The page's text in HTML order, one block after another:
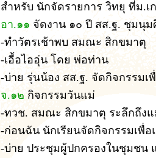
สำหรับ นักจัดรายการ วิทยุ ที่ม.
อา.๑๑ จัดงาน ๑๐ ปี สส.ฐ. ชุมนุ
-ทำวัตรเช้าพบ สมณะ สิกขมาตุ
-เอื้อไออุ่น โดย พ่อท่าน
-บ่าย รุ่นน้อง สส.ฐ. จัดกิจกรรมเ
จ.๑๒ กิจกรรมวันแม่
-ทวช. สมณะ สิกขมาตุ ระลึกถึง
-ก่อนฉัน นักเรียนจัดกิจกรรมเพื่
-บ่าย ประชุมผู้ปกครองในชุมชน